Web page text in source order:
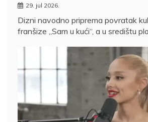
29. jul 2026.
Dizni navodno priprema povratak
franšize „Sam u kući“, a u središtu